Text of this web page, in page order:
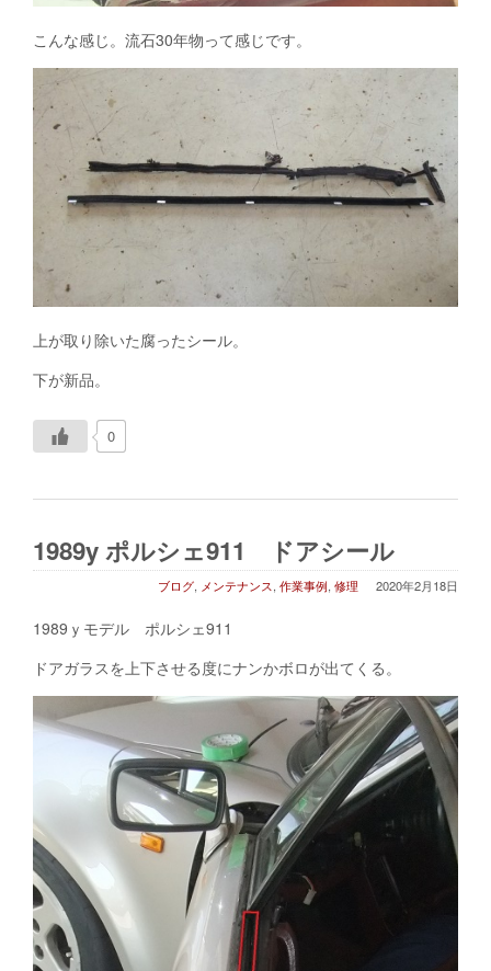
こんな感じ。流石30年物って感じです。
上が取り除いた腐ったシール。
下が新品。
0
1989y ポルシェ911 ドアシール
2020年2月18日
ブログ, メンテナンス, 作業事例, 修理
1989ｙモデル ポルシェ911
ドアガラスを上下させる度にナンかボロが出てくる。